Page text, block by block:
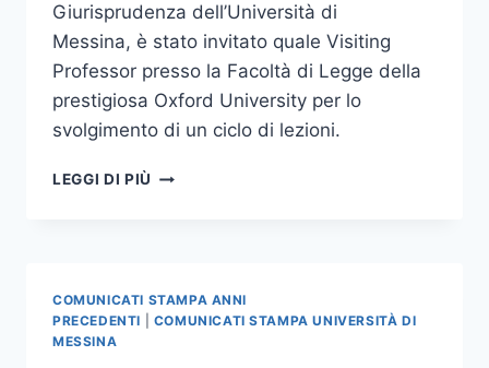
Giurisprudenza dell’Università di
Messina, è stato invitato quale Visiting
Professor presso la Facoltà di Legge della
prestigiosa Oxford University per lo
svolgimento di un ciclo di lezioni.
LEGGI DI PIÙ DOCENTE
COMUNICATI STAMPA ANNI
PRECEDENTI
COMUNICATI STAMPA UNIVERSITÀ DI
MESSINA